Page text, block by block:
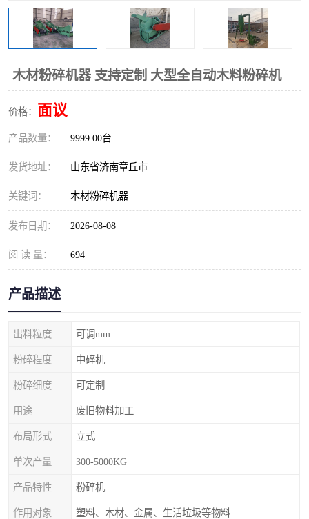
木材粉碎机器 支持定制 大型全自动木料粉碎机
价格： 面议
产品数量： 9999.00台
发货地址： 山东省济南章丘市
关键词： 木材粉碎机器
发布日期： 2026-08-08
阅 读 量： 694
产品描述
出料粒度 可调mm
粉碎程度 中碎机
粉碎细度 可定制
用途 废旧物料加工
布局形式 立式
单次产量 300-5000KG
产品特性 粉碎机
作用对象 塑料、木材、金属、生活垃圾等物料